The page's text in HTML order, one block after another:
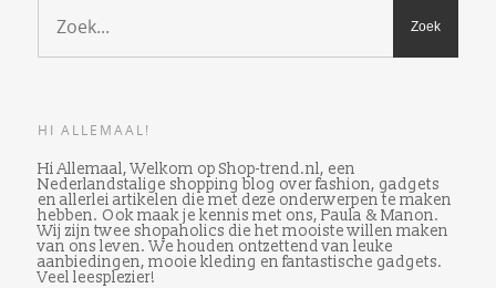
HI ALLEMAAL!
Hi Allemaal, Welkom op Shop-trend.nl, een
Nederlandstalige shopping blog over fashion, gadgets
en allerlei artikelen die met deze onderwerpen te maken
hebben. Ook maak je kennis met ons, Paula & Manon.
Wij zijn twee shopaholics die het mooiste willen maken
van ons leven. We houden ontzettend van leuke
aanbiedingen, mooie kleding en fantastische gadgets.
Veel leesplezier!